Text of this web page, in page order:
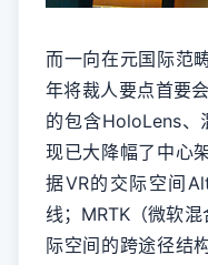
而一向在元国际范
年将裁人要点首要
的包含HoloLens、
现已大降幅了中心
据VR的交际空间
线；MRTK（微软
际空间的跨途径结